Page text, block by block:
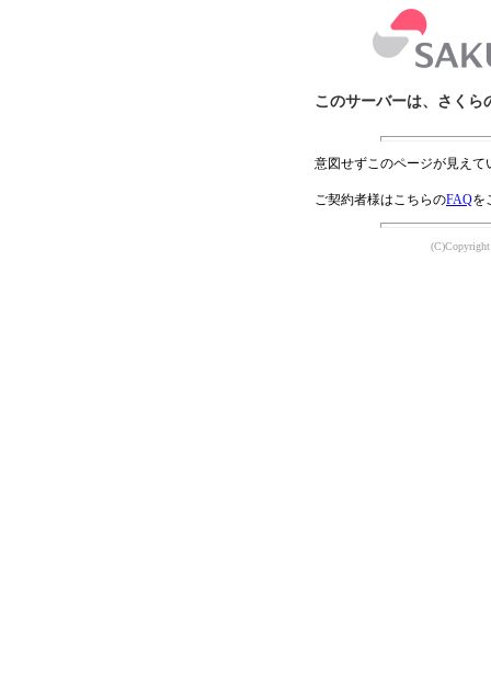
このサーバーは、さくら
意図せずこのページが見え
ご契約者様はこちらのFAQを